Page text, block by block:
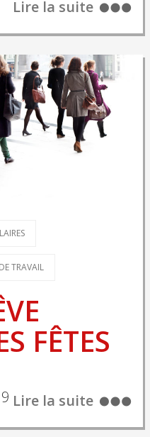
Lire la suite
TRAVAIL
FÊTES
Lire la suite